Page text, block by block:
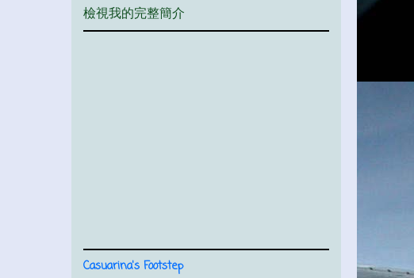
檢視我的完整簡介
Casuarina's Footstep